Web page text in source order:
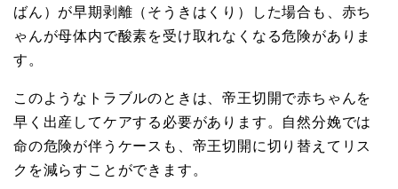
ばん）が早期剥離（そうきはくり）した場合も、赤ち
ゃんが母体内で酸素を受け取れなくなる危険がありま
す。
このようなトラブルのときは、帝王切開で赤ちゃんを
早く出産してケアする必要があります。自然分娩では
命の危険が伴うケースも、帝王切開に切り替えてリス
クを減らすことができます。